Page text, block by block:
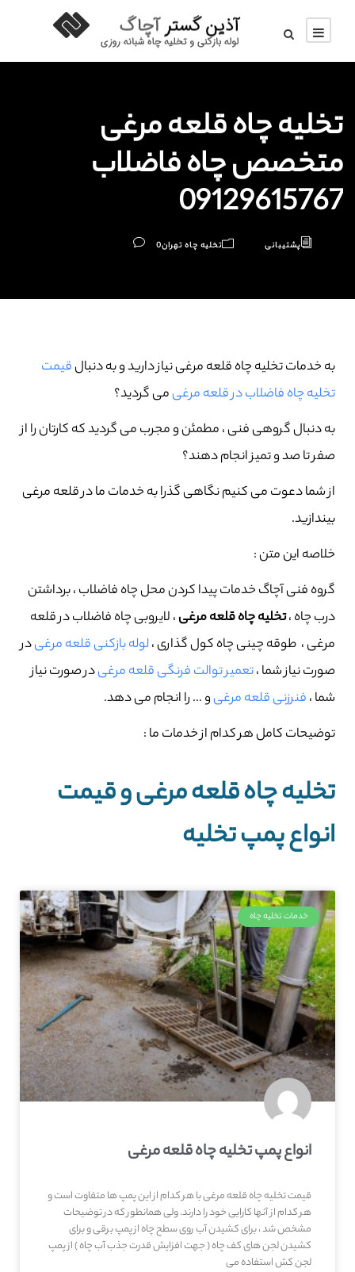
تخلیه چاه قلعه‌ مرغی
متخصص چاه فاضلاب
09129615767
پشتیبانی تخلیه چاه تهران0
به خدمات تخلیه چاه قلعه‌ مرغی نیاز دارید و به دنبالقیمت
تخلیه چاه فاضلاب در قلعه‌ مرغیمی گردید؟
به دنبال گروهی فنی ، مطمئن و مجرب می گردید که کارتان را از
صفر تا صد و تمیز انجام دهند؟
از شما دعوت می کنیم نگاهی گذرا به خدمات ما در قلعه‌ مرغی
بیندازید.
خلاصه این متن :
گروه فنی آچاگ خدمات پیدا کردن محل چاه فاضلاب ، برداشتن
درب چاه ،تخلیه چاه قلعه‌ مرغی، لایروبی چاه فاضلاب در قلعه‌
مرغی ، طوقه چینی چاه کول گذاری ،لوله بازکنی قلعه‌ مرغیدر
صورت نیاز شما ،تعمیر توالت فرنگی قلعه‌ مرغیدر صورت نیاز
شما ،فنرزنی قلعه‌ مرغیو … را انجام می دهد.
توضیحات کامل هر کدام از خدمات ما :
تخلیه چاه قلعه‌ مرغی و قیمت
انواع پمپ تخلیه
خدمات تخلیه چاه
انواع پمپ تخلیه چاه قلعه‌ مرغی
قیمت تخلیه چاه قلعه‌ مرغی با هر کدام از این پمپ ها متفاوت است و
هر کدام از آنها کارایی خود را دارند. ولی همانطور که در توضیحات
مشخص شد ، برای کشیدن آب روی سطح چاه از پمپ برقی و برای
کشیدن لجن های کف چاه ( جهت افزایش قدرت جذب آب چاه ) از پمپ
لجن کش استفاده می